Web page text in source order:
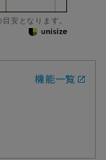
安となります。
機能一覧